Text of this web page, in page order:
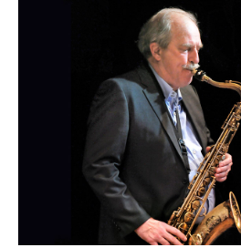
Show larger version for: